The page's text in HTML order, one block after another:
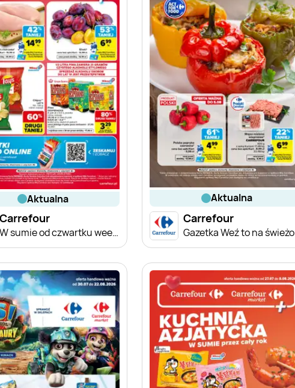
aktualna
Carrefour
W sumie od czwartku weekend okazji
aktualna
Carrefour
Gazetka Weź to na świeżo